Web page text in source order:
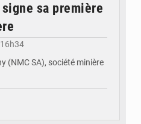
sa première
(NMC SA), société minière